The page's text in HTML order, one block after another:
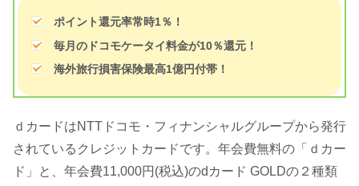
ポイント還元率常時1％！
毎月のドコモケータイ料金が10％還元！
海外旅行損害保険最高1億円付帯！
ｄカードはNTTドコモ・フィナンシャルグループから発行
されているクレジットカードです。年会費無料の「ｄカー
ド」と、年会費11,000円(税込)のdカード GOLDの２種類